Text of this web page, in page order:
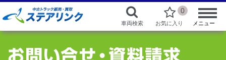
車両検索
0
お気に入り メニュー